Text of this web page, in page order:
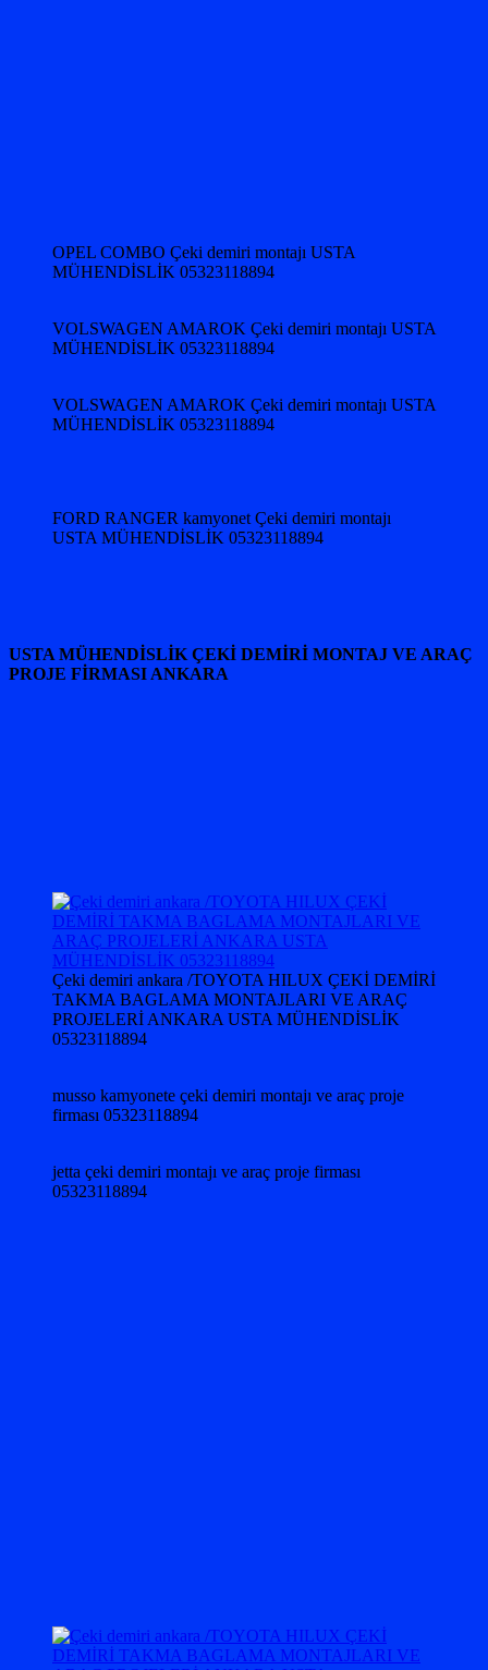
OPEL COMBO Çeki demiri montajı USTA
MÜHENDİSLİK 05323118894
VOLSWAGEN AMAROK Çeki demiri montajı USTA
MÜHENDİSLİK 05323118894
VOLSWAGEN AMAROK Çeki demiri montajı USTA
MÜHENDİSLİK 05323118894
FORD RANGER kamyonet Çeki demiri montajı
USTA MÜHENDİSLİK 05323118894
USTA MÜHENDİSLİK ÇEKİ DEMİRİ MONTAJ VE ARAÇ
PROJE FİRMASI ANKARA
Çeki demiri ankara /TOYOTA HILUX ÇEKİ DEMİRİ
TAKMA BAGLAMA MONTAJLARI VE ARAÇ
PROJELERİ ANKARA USTA MÜHENDİSLİK
05323118894
musso kamyonete çeki demiri montajı ve araç proje
firması 05323118894
jetta çeki demiri montajı ve araç proje firması
05323118894